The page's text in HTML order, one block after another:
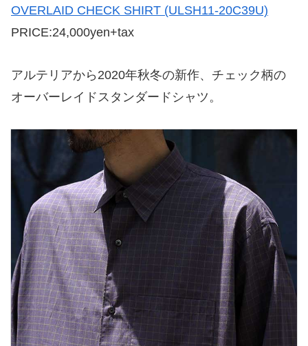
OVERLAID CHECK SHIRT (ULSH11-20C39U)
PRICE:24,000yen+tax
アルテリアから2020年秋冬の新作、チェック柄の
オーバーレイドスタンダードシャツ。